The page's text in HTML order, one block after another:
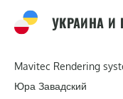
УКРАИНА
Mavitec Rendering
Юра Завадский